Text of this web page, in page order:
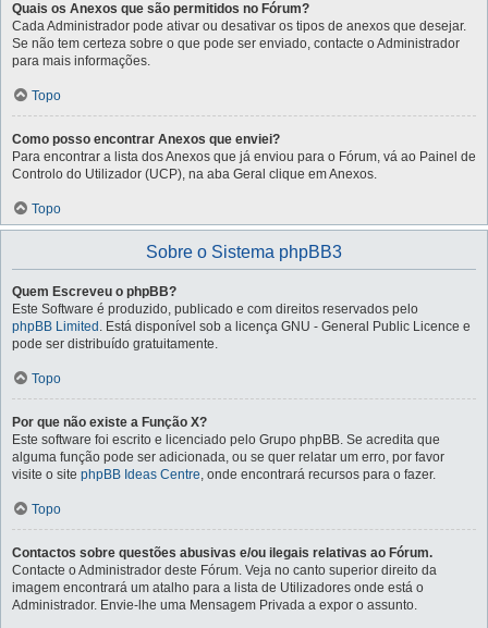
Quais os Anexos que são permitidos no Fórum?
Cada Administrador pode ativar ou desativar os tipos de anexos que desejar.
Se não tem certeza sobre o que pode ser enviado, contacte o Administrador
para mais informações.
Topo
Como posso encontrar Anexos que enviei?
Para encontrar a lista dos Anexos que já enviou para o Fórum, vá ao Painel de
Controlo do Utilizador (UCP), na aba Geral clique em Anexos.
Topo
Sobre o Sistema phpBB3
Quem Escreveu o phpBB?
Este Software é produzido, publicado e com direitos reservados pelo
phpBB Limited . Está disponível sob a licença GNU - General Public Licence e
pode ser distribuído gratuitamente.
Topo
Por que não existe a Função X?
Este software foi escrito e licenciado pelo Grupo phpBB. Se acredita que
alguma função pode ser adicionada, ou se quer relatar um erro, por favor
visite o site phpBB Ideas Centre, onde encontrará recursos para o fazer.
Topo
Contactos sobre questões abusivas e/ou ilegais relativas ao Fórum.
Contacte o Administrador deste Fórum. Veja no canto superior direito da
imagem encontrará um atalho para a lista de Utilizadores onde está o
Administrador. Envie-lhe uma Mensagem Privada a expor o assunto.